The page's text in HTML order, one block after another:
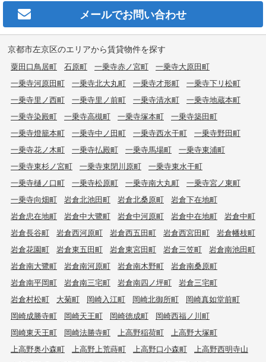
メールでお問い合わせ
京都市左京区のエリアから賃貸物件を探す
粟田口鳥居町 石原町 一乗寺赤ノ宮町
一乗寺大原田町
一乗寺河原田町
一乗寺北大丸町 一乗寺才形町
一乗寺下リ松町
一乗寺里ノ西町
一乗寺里ノ前町 一乗寺清水町
一乗寺地蔵本町
一乗寺染殿町
一乗寺高槻町 一乗寺塚本町
一乗寺築田町
一乗寺燈籠本町
一乗寺中ノ田町 一乗寺西水干町
一乗寺野田町
一乗寺花ノ木町
一乗寺払殿町 一乗寺馬場町
一乗寺東浦町
一乗寺東杉ノ宮町
一乗寺東閉川原町
一乗寺東水干町
一乗寺樋ノ口町
一乗寺松原町 一乗寺南大丸町
一乗寺宮ノ東町
一乗寺向畑町
岩倉北池田町 岩倉北桑原町
岩倉下在地町
岩倉忠在地町
岩倉中大鷺町 岩倉中河原町 岩倉中在地町
岩倉中町
岩倉長谷町
岩倉西河原町 岩倉西五田町 岩倉西宮田町
岩倉幡枝町
岩倉花園町
岩倉東五田町 岩倉東宮田町 岩倉三笠町
岩倉南池田町
岩倉南大鷺町
岩倉南河原町 岩倉南木野町
岩倉南桑原町
岩倉南平岡町
岩倉南三宅町 岩倉南四ノ坪町
岩倉三宅町
岩倉村松町
大菊町 岡崎入江町 岡崎北御所町
岡崎真如堂前町
岡崎成勝寺町
岡崎天王町 岡崎徳成町
岡崎西福ノ川町
岡崎東天王町
岡崎法勝寺町 上高野稲荷町
上高野大塚町
上高野奥小森町
上高野上荒蒔町 上高野口小森町
上高野西明寺山